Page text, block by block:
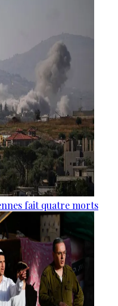
fait quatre morts